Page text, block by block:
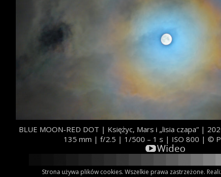
BLUE MOON-RED DOT | Księżyc, Mars i „lisia czapa” |
135 mm | f/2.5 | 1/500 – 1 s | ISO 800 | ©
Strona używa plików cookies. Wszelkie prawa zastrzeżone.